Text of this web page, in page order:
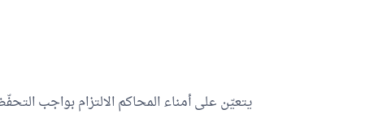
يتعيّن على أمناء المحاكم الالتزام بواجب